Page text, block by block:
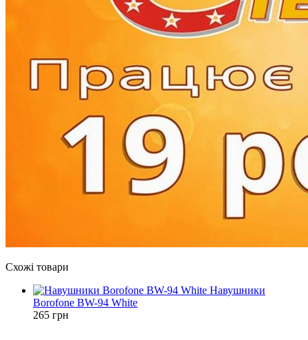
Схожі товари
Навушники
Borofone BW-94 White
265 грн